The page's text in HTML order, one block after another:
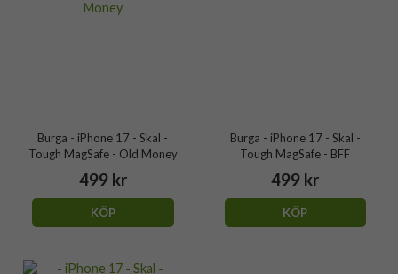
Burga - iPhone 17 - Skal -
Tough MagSafe - Old Money
499 kr
KÖP
Burga - iPhone 17 - Skal -
Tough MagSafe - BFF
499 kr
KÖP